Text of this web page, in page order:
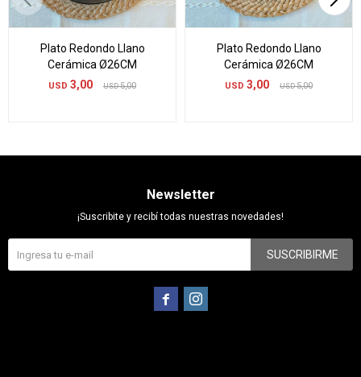
Plato Redondo Llano
Cerámica Ø26CM
USD 3,00 USD 5,00
Plato Redondo Llano
Cerámica Ø26CM
USD 3,00 USD 5,00
Newsletter
¡Suscribite y recibí todas nuestras novedades!
SUSCRIBIRME
 